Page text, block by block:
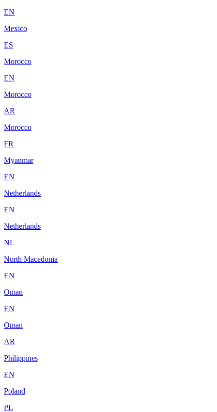
EN
Mexico
ES
Morocco
EN
Morocco
AR
Morocco
FR
Myanmar
EN
Netherlands
EN
Netherlands
NL
North Macedonia
EN
Oman
EN
Oman
AR
Philippines
EN
Poland
PL